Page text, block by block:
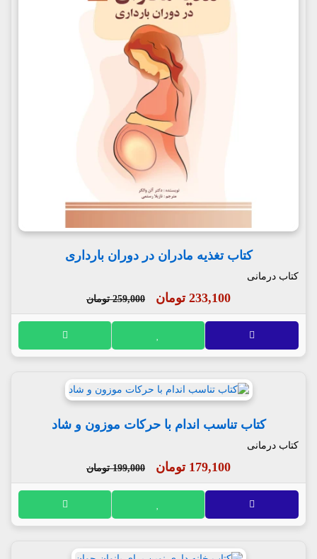
کتاب تغذیه مادران در دوران بارداری
کتاب درمانی
233,100 تومان 259,000 تومان
کتاب تناسب اندام با حرکات موزون و شاد
کتاب درمانی
179,100 تومان 199,000 تومان